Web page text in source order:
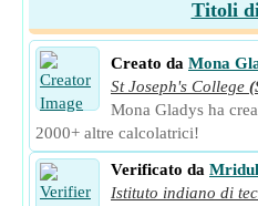
Titoli
Creato da Mona
St Joseph's College
Mona Gladys ha
2000+ altre calcolatrici!
Verificato da
Istituto indiano di